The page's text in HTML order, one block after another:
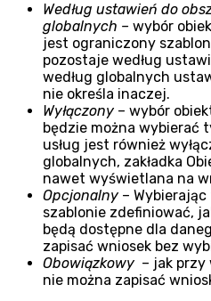
Według ustawień do
globalnych – wybór
jest ograniczony
pozostaje według
według globalnych
nie określa inaczej.
Wyłączony – wybór
będzie można wybierać
usług jest również
globalnych, zakładka
nawet wyświetlana na
Opcjonalny –
szablonie zdefiniować,
będą dostępne dla
zapisać wniosek bez
Obowiązkowy – jak przy
nie można zapisać